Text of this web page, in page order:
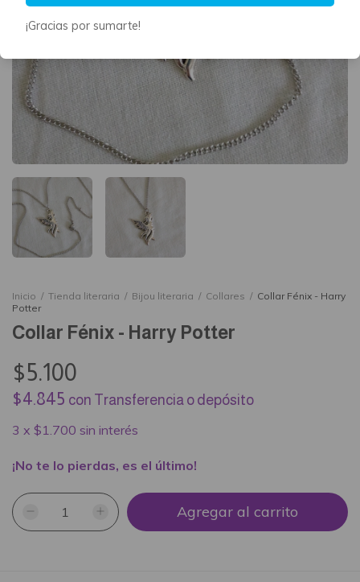
Inicio / Tienda literaria / Bijou literaria / Collares / Collar Fénix - Harry
Potter
Collar Fénix - Harry Potter
$5.100
$4.845 con Transferencia o depósito
3 x $1.700 sin interés
¡No te lo pierdas, es el último!
¡Gracias por sumarte!